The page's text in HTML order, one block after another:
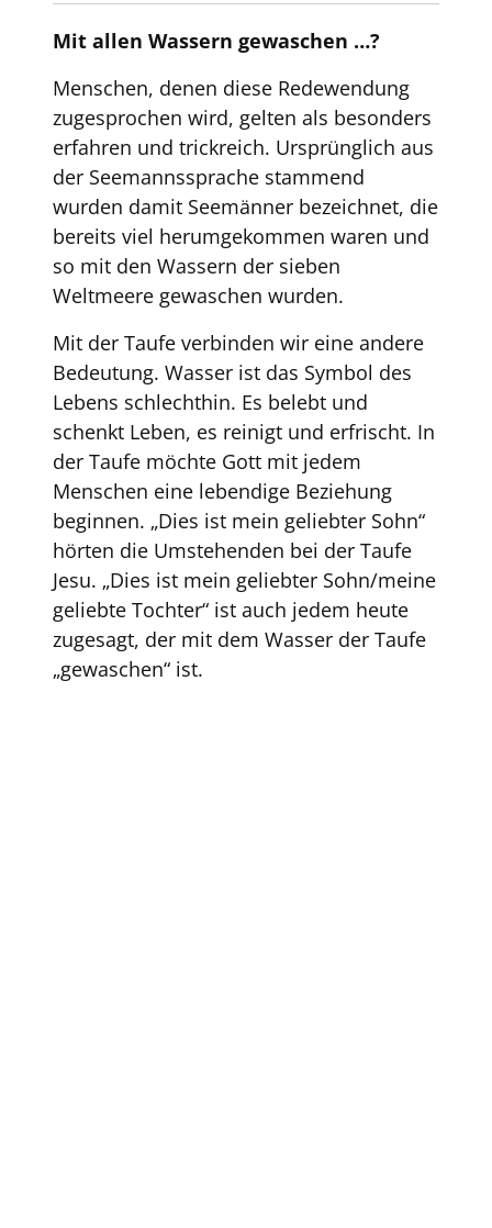
Mit allen Wassern gewaschen …?
Menschen, denen diese Redewendung
zugesprochen wird, gelten als besonders
erfahren und trickreich. Ursprünglich aus
der Seemannssprache stammend
wurden damit Seemänner bezeichnet, die
bereits viel herumgekommen waren und
so mit den Wassern der sieben
Weltmeere gewaschen wurden.
Mit der Taufe verbinden wir eine andere
Bedeutung. Wasser ist das Symbol des
Lebens schlechthin. Es belebt und
schenkt Leben, es reinigt und erfrischt. In
der Taufe möchte Gott mit jedem
Menschen eine lebendige Beziehung
beginnen. „Dies ist mein geliebter Sohn“
hörten die Umstehenden bei der Taufe
Jesu. „Dies ist mein geliebter Sohn/meine
geliebte Tochter“ ist auch jedem heute
zugesagt, der mit dem Wasser der Taufe
„gewaschen“ ist.